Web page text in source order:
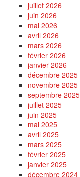
juillet 2026
juin 2026
mai 2026
avril 2026
mars 2026
février 2026
janvier 2026
décembre 2025
novembre 2025
septembre 2025
juillet 2025
juin 2025
mai 2025
avril 2025
mars 2025
février 2025
janvier 2025
décembre 2024